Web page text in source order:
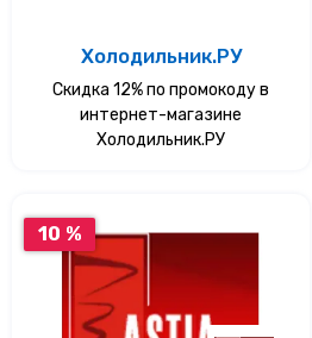
Холодильник.РУ
Скидка 12% по промокоду в
интернет-магазине
Холодильник.РУ
10 %